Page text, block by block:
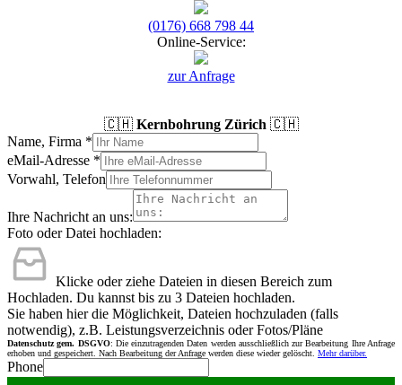
(0176) 668 798 44
Online-Service:
zur Anfrage
🇨🇭 Kernbohrung Zürich 🇨🇭
Name, Firma *
eMail-Adresse *
Vorwahl, Telefon
Ihre Nachricht an uns:
Foto oder Datei hochladen:
Klicke oder ziehe Dateien in diesen Bereich zum
Hochladen. Du kannst bis zu 3 Dateien hochladen.
Sie haben hier die Möglichkeit, Dateien hochzuladen (falls
notwendig), z.B. Leistungsverzeichnis oder Fotos/Pläne
Datenschutz gem. DSGVO: Die einzutragenden Daten werden ausschließlich zur Bearbeitung Ihre Anfrage
erhoben und gespeichert. Nach Bearbeitung der Anfrage werden diese wieder gelöscht. Mehr darüber.
Phone